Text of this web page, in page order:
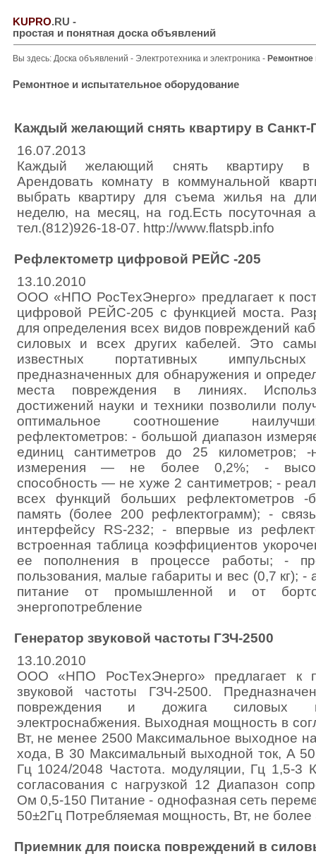
KUPRO.RU -
простая и понятная доска объявлений
Вы здесь: Доска объявлений - Электротехника и электроника - Ремонтное
Ремонтное и испытательное оборудование
Каждый желающий снять квартиру в Санкт-
16.07.2013
Каждый желающий снять квартиру в
Арендовать комнату в коммунальной
выбрать квартиру для съема жилья на
неделю, на месяц, на год.Есть посуточная
тел.(812)926-18-07. http://www.flatspb.info
Рефлектометр цифровой РЕЙС -205
13.10.2010
ООО «НПО РосТехЭнерго» предлагает к
цифровой РЕЙС-205 с функцией моста.
для определения всех видов повреждений
силовых и всех других кабелей. Это
известных портативных импульсных
предназначенных для обнаружения и
места повреждения в линиях.
достижений науки и техники позволили
оптимальное соотношение
рефлектометров: - большой диапазон
единиц сантиметров до 25 километров; -
измерения — не более 0,2%; -
способность — не хуже 2 сантиметров; -
всех функций больших рефлектометров -
память (более 200 рефлектограмм); -
интерфейсу RS-232; - впервые из
встроенная таблица коэффициентов
ее пополнения в процессе работы; -
пользования, малые габариты и вес (0,7 кг); -
питание от промышленной и от
энергопотребление
Генератор звуковой частоты ГЗЧ-2500
13.10.2010
ООО «НПО РосТехЭнерго» предлагает к
звуковой частоты ГЗЧ-2500.
повреждения и дожига силовых
электроснабжения. Выходная мощность в
Вт, не менее 2500 Максимальное выходное
хода, В 30 Максимальный выходной ток, А
Гц 1024/2048 Частота. модуляции, Гц 1,5-3
согласования с нагрузкой 12 Диапазон
Ом 0,5-150 Питание - однофазная сеть
50±2Гц Потребляемая мощность, Вт, не более
Приемник для поиска повреждений в